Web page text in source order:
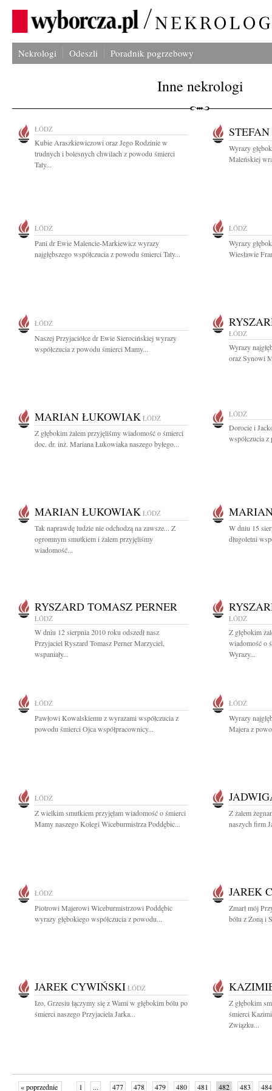
Nekrologi Odeszli Poradnik pogrzebowy
Inne nekrologi
ŁÓDŹ
Kubie Araszkiewiczowi oraz Jego Rodzinie w
trudnych i bolesnych chwilach z powodu śmierci
Taty...
Wyrazy
Maleńskiej
ŁÓDŹ
Pani dr Ewie Malencie-Markiewicz wyrazy
najgłębszego współczucia z powodu śmierci Taty...
ŁÓDŹ
Wyrazy
Wiesławie
ŁÓDŹ
Naszej Przyjaciółce dr Ewie Sierocińskiej wyrazy
współczucia z powodu śmierci Mamy...
ŁÓDŹ
Wyrazy
oraz Synowi
MARIAN ŁUKOWIAK ŁÓDŹ
Z głębokim żalem przyjęliśmy wiadomość o śmierci
doc. dr. inż. Mariana Łukowiaka naszego byłego...
ŁÓDŹ
Dorocie i
współczucia
MARIAN ŁUKOWIAK ŁÓDŹ
Tak naprawdę ludzie nie odchodzą na zawsze... Z
ogromnym smutkiem i żalem przyjęliśmy
wiadomość...
W dniu 15
długoletni
RYSZARD TOMASZ PERNER
ŁÓDŹ
W dniu 12 sierpnia 2010 roku odszedł nasz
Przyjaciel Ryszard Tomasz Perner Marzyciel,
wspaniały...
ŁÓDŹ
Z głębokim
wiadomość o
Wyrazy...
ŁÓDŹ
Pawłowi Kowalskiemu z wyrazami współczucia z
powodu śmierci Ojca współpracownicy...
ŁÓDŹ
Wyrazy
Majera z
ŁÓDŹ
Z wielkim smutkiem przyjęłam wiadomość o śmierci
Mamy naszego Kolegi Wiceburmistrza Poddębic...
Z żalem
naszych firm
ŁÓDŹ
Piotrowi Majerowi Wiceburmistrzowi Poddębic
wyrazy głębokiego współczucia z powodu...
JAREK
Zmarł mój
bólu z Żoną i
JAREK CYWIŃSKI ŁÓDŹ
Izo, Grzesiu łączymy się z Wami w głębokim bólu po
śmierci naszego Przyjaciela Jarka...
Z głębokim
śmierci
Związku...
« poprzednie 1 ... 477 478 479 480 481 482 483 484